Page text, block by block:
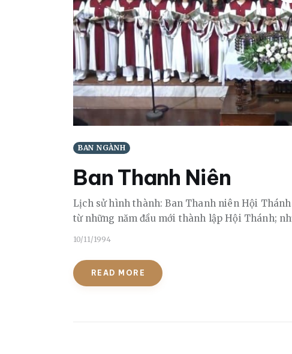
BAN NGÀNH
Ban Thanh Niên
Lịch sử hình thành: Ban Thanh niên Hội
từ những năm đầu mới thành lập Hội Thánh;
10/11/1994
READ MORE